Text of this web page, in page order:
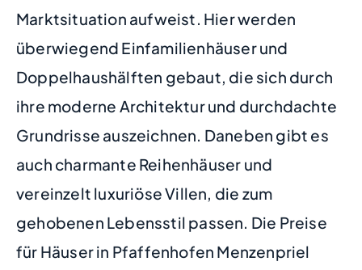
Marktsituation aufweist. Hier werden
überwiegend Einfamilienhäuser und
Doppelhaushälften gebaut, die sich durch
ihre moderne Architektur und durchdachte
Grundrisse auszeichnen. Daneben gibt es
auch charmante Reihenhäuser und
vereinzelt luxuriöse Villen, die zum
gehobenen Lebensstil passen. Die Preise
für Häuser in Pfaffenhofen Menzenpriel